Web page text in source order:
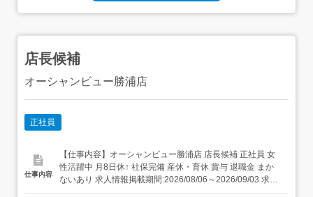
店長候補
オーシャンビュー勝浦店
正社員
仕事内容
【仕事内容】オーシャンビュー勝浦店 店長候補 正社員 女
性活躍中 月8日休↑ 社保完備 産休・育休 賞与 退職金 まか
ないあり 求人情報掲載期間:2026/08/06～2026/09/03 求人
情報 店舗の特徴 施設内調理(病院・老人ホーム・福祉施設)